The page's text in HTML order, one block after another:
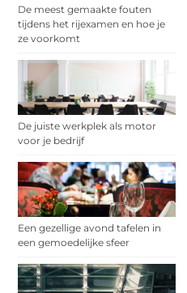
De meest gemaakte fouten
tijdens het rijexamen en hoe je
ze voorkomt
De juiste werkplek als motor
voor je bedrijf
Een gezellige avond tafelen in
een gemoedelijke sfeer